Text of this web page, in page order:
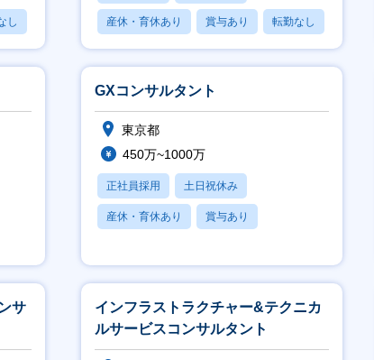
し 産休・育休あり 賞与あり 転勤なし
GXコンサルタント
東京都
450万~1000万
正社員採用 土日祝休み
産休・育休あり 賞与あり
サ
インフラストラクチャー&テクニカ
ルサービスコンサルタント